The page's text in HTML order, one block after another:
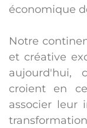
économique
Notre
et créative
aujourd'hui,
croient en
associer leur